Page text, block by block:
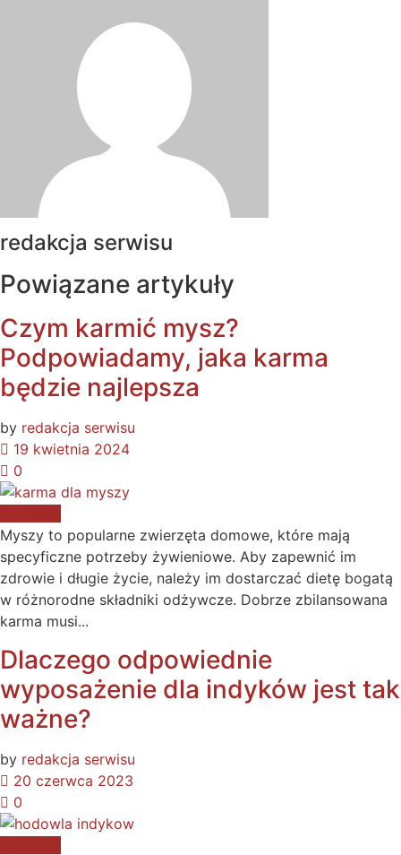
redakcja serwisu
Powiązane artykuły
Czym karmić mysz?
Podpowiadamy, jaka karma
będzie najlepsza
by redakcja serwisu
19 kwietnia 2024
0
Myszy to popularne zwierzęta domowe, które mają
specyficzne potrzeby żywieniowe. Aby zapewnić im
zdrowie i długie życie, należy im dostarczać dietę bogatą
w różnorodne składniki odżywcze. Dobrze zbilansowana
karma musi...
Dlaczego odpowiednie
wyposażenie dla indyków jest tak
ważne?
by redakcja serwisu
20 czerwca 2023
0